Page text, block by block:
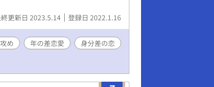
です。
更新日 2023.5.14 登録日 2022.1.16
め 年の差恋愛
身分差の恋